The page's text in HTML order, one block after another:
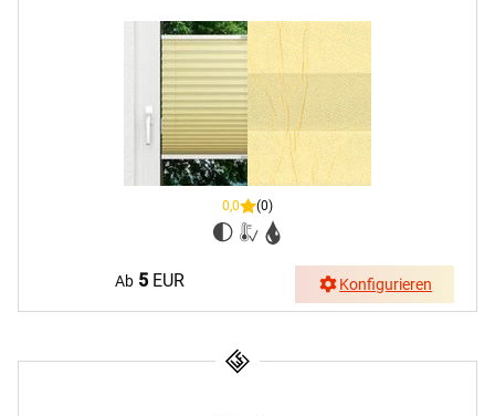
0,0 (0)
Ab 5EUR Konfigurieren